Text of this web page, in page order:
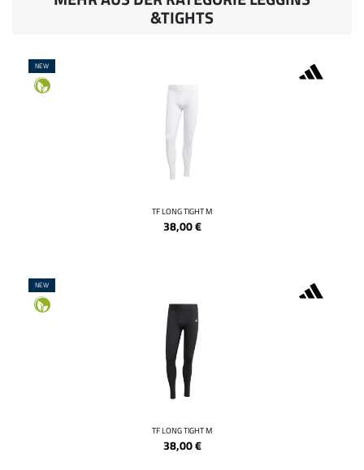
&TIGHTS
NEW
TF LONG TIGHT M
38,00€
NEW
TF LONG TIGHT M
38,00€